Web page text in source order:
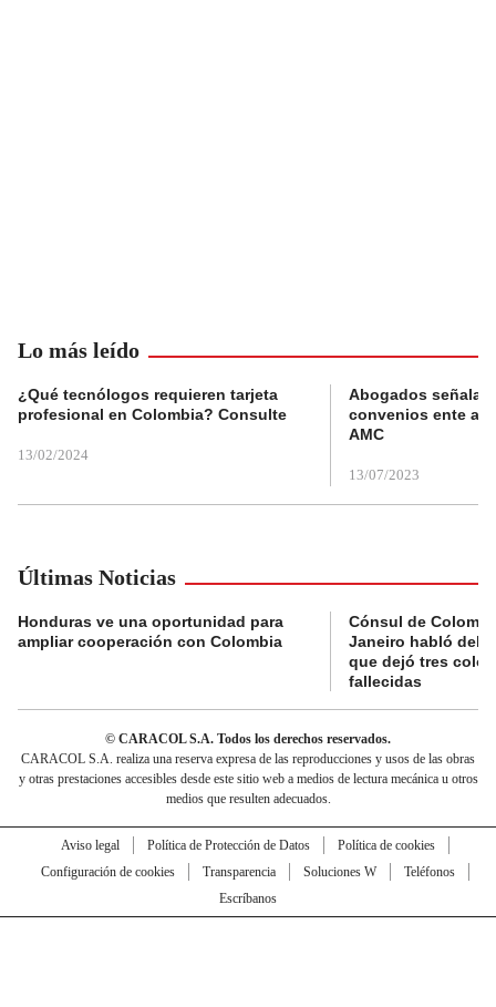
Lo más leído
¿Qué tecnólogos requieren tarjeta
profesional en Colombia? Consulte
13/02/2024
Abogados
convenios ente
AMC
13/07/2023
Últimas Noticias
Honduras ve una oportunidad para
ampliar cooperación con Colombia
Cónsul de
Janeiro habló del
que dejó tres
fallecidas
© CARACOL S.A. Todos los derechos reservados.
CARACOL S.A. realiza una reserva expresa de las reproducciones y usos de las obras
y otras prestaciones accesibles desde este sitio web a medios de lectura mecánica u otros
medios que resulten adecuados.
Aviso legal Política de Protección de Datos
Política de cookies
Configuración de cookies
Transparencia Soluciones W
Teléfonos
Escríbanos